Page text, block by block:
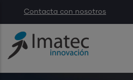
to
main
content
Contacta con nosotros